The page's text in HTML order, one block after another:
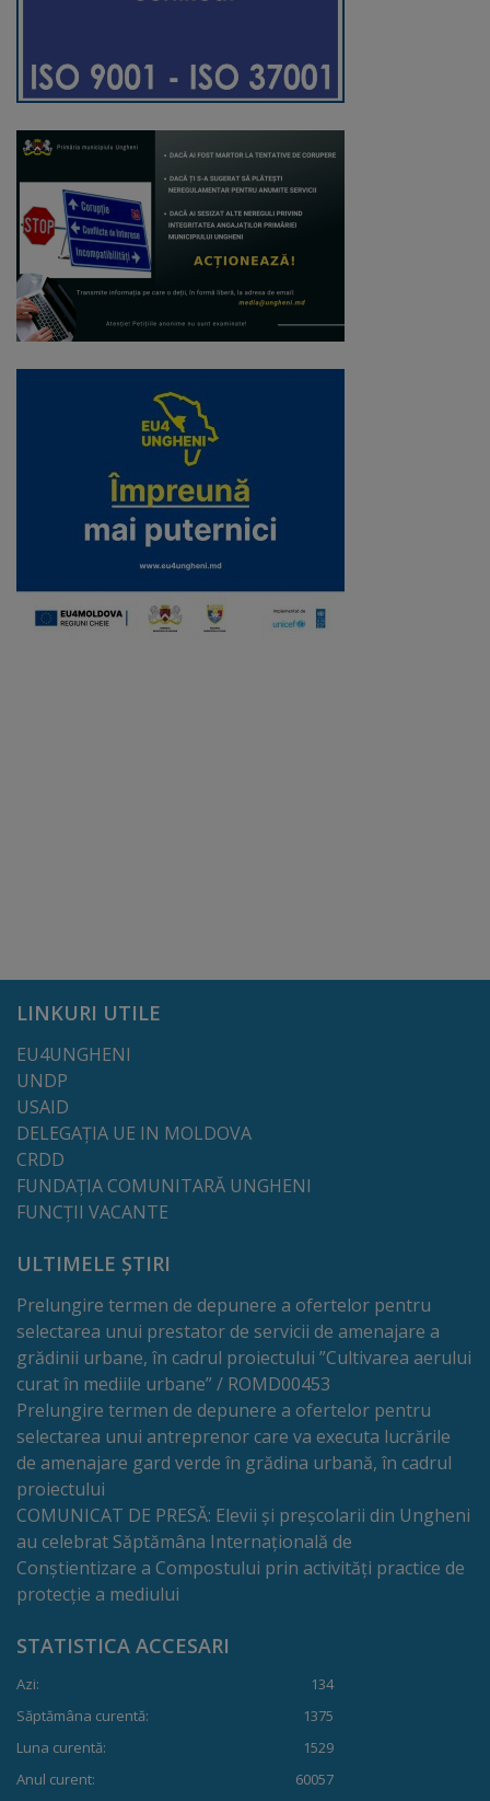
Primar
Viceprimari
Organigrama
Aparatul
primăriei
Regulamentul
funcționare
Integritate
și
calitate
Consiliul
Regulamentul
Consiliului
Calitate
și
integritate
Servicii
Plăți
și
tarife
Înscrierea
copiilor
în
grădiniță/Plăți
Înterprinderi
Plus
Modele
LINKURI UTILE
EU4UNGHENI
UNDP
USAID
DELEGAȚIA UE IN MOLDOVA
CRDD
FUNDAȚIA COMUNITARĂ UNGHENI
FUNCȚII VACANTE
ULTIMELE ȘTIRI
Prelungire termen de depunere a ofertelor pentru
selectarea unui prestator de servicii de amenajare a
grădinii urbane, în cadrul proiectului ”Cultivarea aerului
curat în mediile urbane” / ROMD00453
Prelungire termen de depunere a ofertelor pentru
selectarea unui antreprenor care va executa lucrările
de amenajare gard verde în grădina urbană, în cadrul
proiectului
COMUNICAT DE PRESĂ: Elevii și preșcolarii din Ungheni
au celebrat Săptămâna Internațională de
Conștientizare a Compostului prin activități practice de
protecție a mediului
STATISTICA ACCESARI
Azi:
134
Săptămâna curentă:
1375
Luna curentă:
1529
Anul curent:
60057